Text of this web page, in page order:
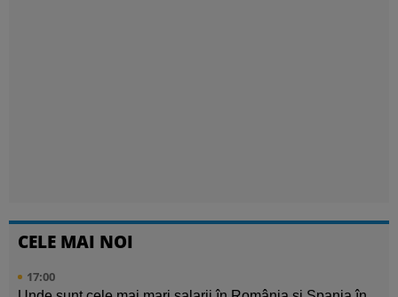
CELE MAI NOI
17:00